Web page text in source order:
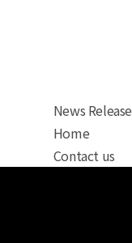
News Release
Home
Contact us